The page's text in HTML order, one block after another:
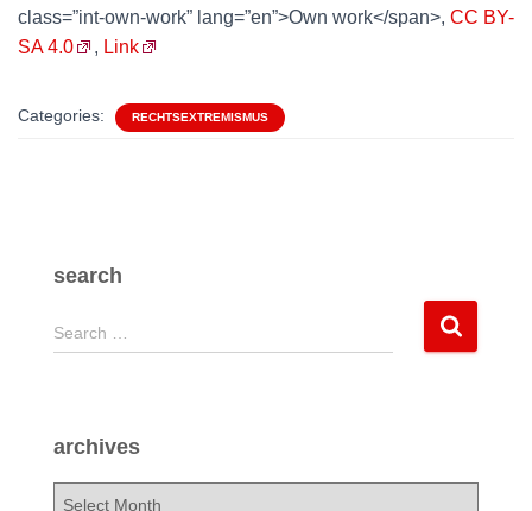
class=”int-own-work” lang=”en”>Own work</span>, CC BY-
SA 4.0
, Link
Categories: RECHTSEXTREMISMUS
search
S
e
h
f
Search …
archives